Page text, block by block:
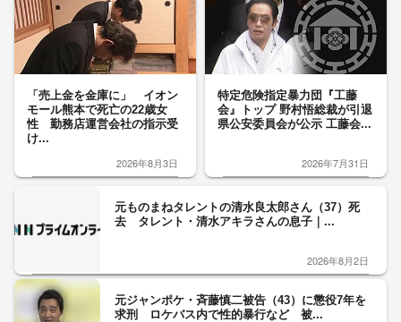
「売上金を金庫に」 イオン
モール熊本で死亡の22歳女
性 勤務店運営会社の指示受
け...
2026年8月3日
特定危険指定暴力団『工藤
会』トップ 野村悟総裁が引退
県公安委員会が公示 工藤会...
2026年7月31日
元ものまねタレントの清水良太郎さん（37）死
去 タレント・清水アキラさんの息子｜...
2026年8月2日
元ジャンポケ・斉藤慎二被告（43）に懲役7年を
求刑 ロケバス内で性的暴行など 被...